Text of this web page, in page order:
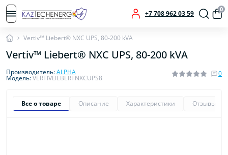
+7 708 962 03 59
0
Vertiv™ Liebert® NXC UPS, 80-200 kVA
Vertiv™ Liebert® NXC UPS, 80-200 kVA
Производитель:ALPHA
Модель:VERTIVLIEBERTNXCUPS8
0
Все о товаре Описание Характеристики Отзывы